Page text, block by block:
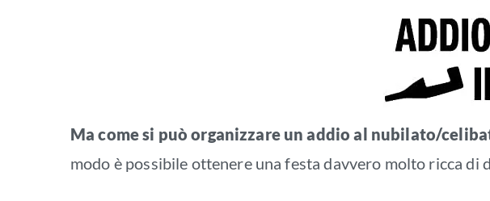
Ma come si può organizzare un addio al nubilato/
modo è possibile ottenere una festa davvero molto ricca di